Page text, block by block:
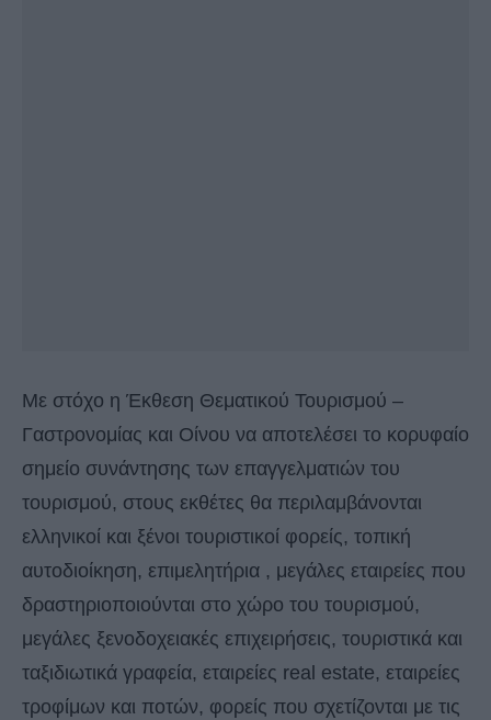
Με στόχο η Έκθεση Θεματικού Τουρισμού –
Γαστρονομίας και Οίνου να αποτελέσει το κορυφαίο
σημείο συνάντησης των επαγγελματιών του
τουρισμού, στους εκθέτες θα περιλαμβάνονται
ελληνικοί και ξένοι τουριστικοί φορείς, τοπική
αυτοδιοίκηση, επιμελητήρια , μεγάλες εταιρείες που
δραστηριοποιούνται στο χώρο του τουρισμού,
μεγάλες ξενοδοχειακές επιχειρήσεις, τουριστικά και
ταξιδιωτικά γραφεία, εταιρείες real estate, εταιρείες
τροφίμων και ποτών, φορείς που σχετίζονται με τις